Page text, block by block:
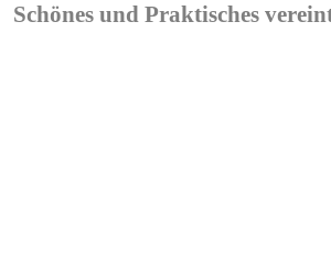
Schönes und Praktisches